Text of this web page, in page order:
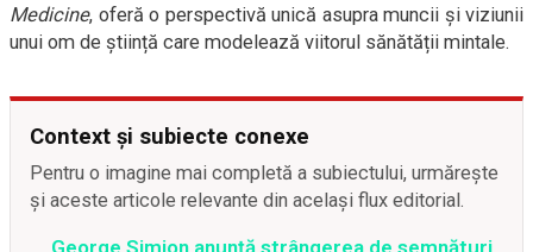
Medicine, oferă o perspectivă unică asupra muncii și viziunii
unui om de știință care modelează viitorul sănătății mintale.
Context și subiecte conexe
Pentru o imagine mai completă a subiectului, urmărește
și aceste articole relevante din același flux editorial.
George Simion anunță strângerea de semnături